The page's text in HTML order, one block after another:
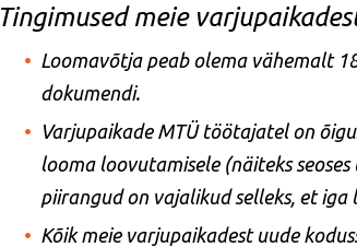
Tingimused meie
Loomavõtja peab olema vähemalt
dokumendi.
Varjupaikade MTÜ töötajatel on
looma loovutamisele (näiteks
piirangud on vajalikud selleks, et iga
Kõik meie varjupaikadest uude